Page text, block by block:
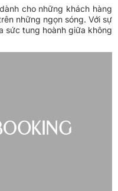
cho những khách hàng
những ngọn sóng. Với sự
sức tung hoành giữa không